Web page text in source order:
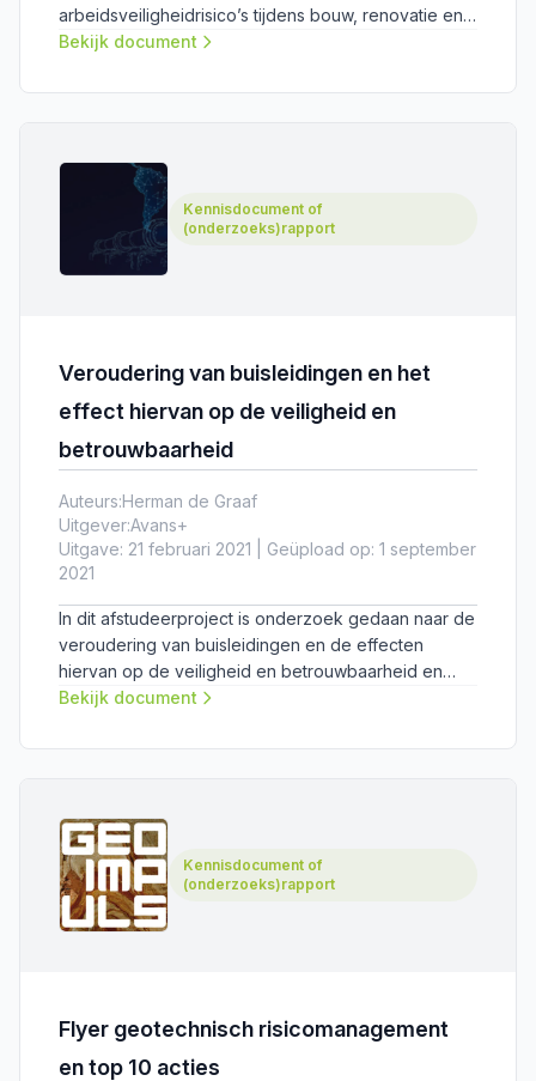
arbeidsveiligheidrisico’s tijdens bouw, renovatie en
onderhoud van tunnels.
Bekijk document
Kennisdocument of
(onderzoeks)rapport
Veroudering van buisleidingen en het
effect hiervan op de veiligheid en
betrouwbaarheid
Auteurs:Herman de Graaf
Uitgever:Avans+
Uitgave: 21 februari 2021 | Geüpload op: 1 september
2021
In dit afstudeerproject is onderzoek gedaan naar de
veroudering van buisleidingen en de effecten
hiervan op de veiligheid en betrouwbaarheid en
hoe deze voor de lange termijn inzichtelijk kunnen
Bekijk document
Kennisdocument of
(onderzoeks)rapport
Flyer geotechnisch risicomanagement
en top 10 acties